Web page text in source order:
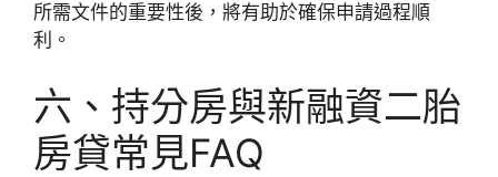
所需文件的重要性後，將有助於確保申請過程順
利。
六、持分房與新融資二胎
房貸常見FAQ